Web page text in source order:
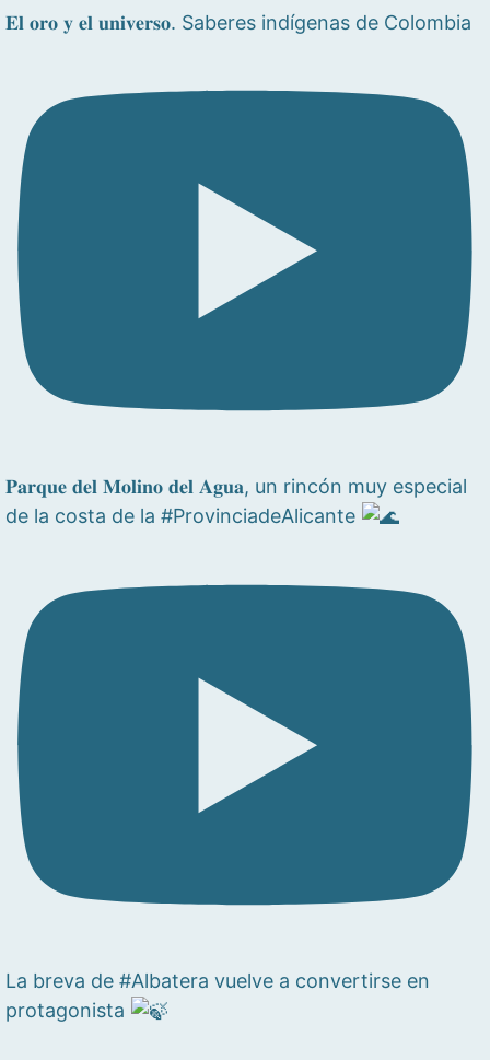
𝐄𝐥 𝐨𝐫𝐨 𝐲 𝐞𝐥 𝐮𝐧𝐢𝐯𝐞𝐫𝐬𝐨. Saberes indígenas de Colombia
𝐏𝐚𝐫𝐪𝐮𝐞 𝐝𝐞𝐥 𝐌𝐨𝐥𝐢𝐧𝐨 𝐝𝐞𝐥 𝐀𝐠𝐮𝐚, un rincón muy especial
de la costa de la #ProvinciadeAlicante
La breva de #Albatera vuelve a convertirse en
protagonista